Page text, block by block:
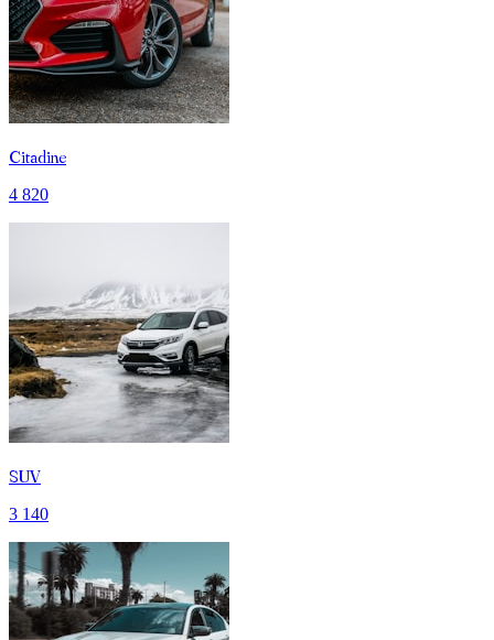
Citadine
4 820
SUV
3 140